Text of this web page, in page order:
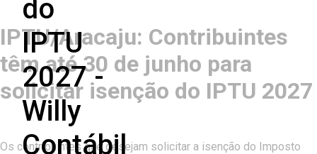
IPTU/Aracaju: Contribuintes
têm até 30 de junho para
solicitar isenção do IPTU 2027
Os contribuintes que desejam solicitar a isenção do Imposto